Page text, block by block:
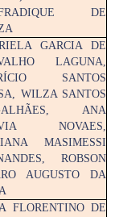
DE
GARCIA DE
LAGUNA,
SANTOS
WILZA SANTOS
ANA
NOVAES,
MASIMESSI
ROBSON
AUGUSTO DA
FLORENTINO DE